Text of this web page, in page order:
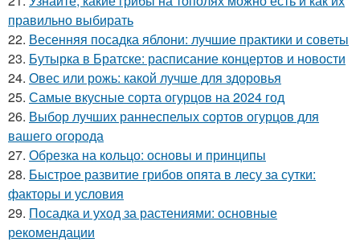
правильно выбирать
22. Весенняя посадка яблони: лучшие практики и советы
23. Бутырка в Братске: расписание концертов и новости
24. Овес или рожь: какой лучше для здоровья
25. Самые вкусные сорта огурцов на 2024 год
26. Выбор лучших раннеспелых сортов огурцов для
вашего огорода
27. Обрезка на кольцо: основы и принципы
28. Быстрое развитие грибов опята в лесу за сутки:
факторы и условия
29. Посадка и уход за растениями: основные
рекомендации